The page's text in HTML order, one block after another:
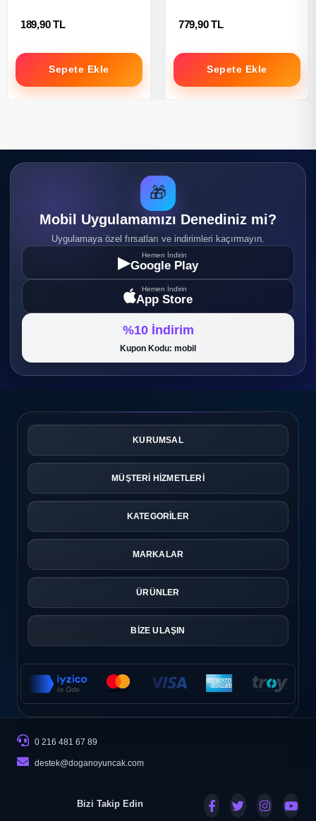
189,90 TL
Sepete Ekle
779,90 TL
Sepete Ekle
🎁
Mobil Uygulamamızı Denediniz mi?
Uygulamaya özel fırsatları ve indirimleri kaçırmayın.
▶ Hemen İndirin
Google Play
Hemen İndirin
App Store
%10 İndirim
Kupon Kodu: mobil
KURUMSAL
MÜŞTERİ HİZMETLERİ
KATEGORİLER
MARKALAR
ÜRÜNLER
BİZE ULAŞIN
0 216 481 67 89
destek@doganoyuncak.com
Bizi Takip Edin